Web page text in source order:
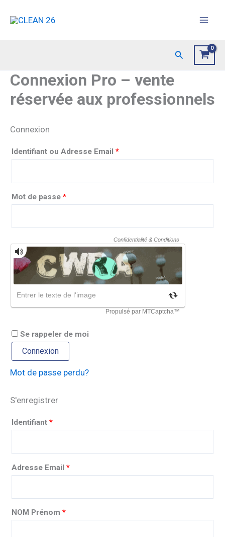
Rechercher
Connexion Pro – vente
réservée aux professionnels
Connexion
Identifiant ou Adresse Email *
Mot de passe *
Se rappeler de moi
Connexion
Mot de passe perdu?
S'enregistrer
Identifiant *
Adresse Email *
NOM Prénom *